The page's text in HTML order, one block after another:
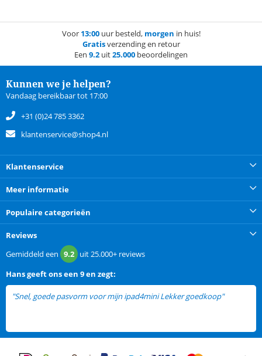
Voor 13:00uur besteld, morgen in huis!
Gratisverzending en retour
Een 9.2 uit25.000 beoordelingen
Kunnen we je helpen?
Vandaag bereikbaar tot 17:00
+31 (0)24 785 3362
klantenservice@shop4.nl
Klantenservice
Meer informatie
Populaire categorieën
Reviews
Gemiddeld een 9.2 uit25.000+ reviews
Hansgeeft ons een 9 en zegt:
"Snel, goede pasvorm voor mijn ipad4mini Lekker goedkoop"